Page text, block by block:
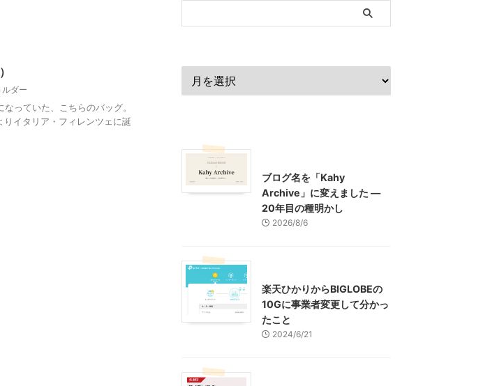
ルダー
っていた、こちらのバッグ。
イタリア・フィレンツェに誕
ブログ名を「Kahy
Archive」に変えました ―
20年目の種明かし
2026/8/6
楽天ひかりからBIGLOBEの
10Gに事業者変更して分かっ
たこと
2024/6/21